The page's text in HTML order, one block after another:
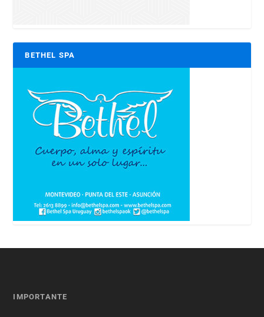
BETHEL SPA
IMPORTANTE